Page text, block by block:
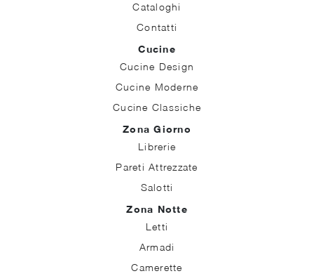
Cataloghi
Contatti
Cucine
Cucine Design
Cucine Moderne
Cucine Classiche
Zona Giorno
Librerie
Pareti Attrezzate
Salotti
Zona Notte
Letti
Armadi
Camerette